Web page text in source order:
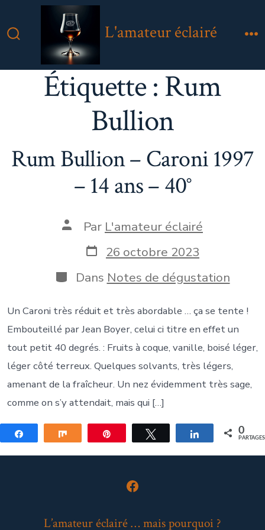
au
Bascule
Rechercher
L'amateur éclairé
Étiquette : Rum
Bullion
Rum Bullion – Caroni 1997
– 14 ans – 40°
Auteur
publication
Par L'amateur éclairé
Date
de
publication
26 octobre 2023
Catégories
Dans Notes de dégustation
Un Caroni très réduit et très abordable … ça se tente !
Embouteillé par Jean Boyer, celui ci titre en effet un
tout petit 40 degrés. : Fruits à coque, vanille, boisé léger,
léger côté terreux. Quelques solvants, très légers,
amenant de la fraîcheur. Un nez évidemment très sage,
comme on s’y attendait, mais qui […]
Partagez Partagez Tweetez Partagez 0
PARTAGES
Open
L’amateur éclairé … mais pourquoi ?